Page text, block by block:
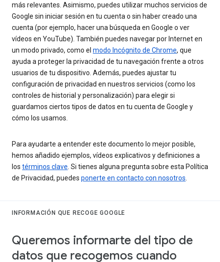
más relevantes. Asimismo, puedes utilizar muchos servicios de
Google sin iniciar sesión en tu cuenta o sin haber creado una
cuenta (por ejemplo, hacer una búsqueda en Google o ver
vídeos en YouTube). También puedes navegar por Internet en
un modo privado, como el modo Incógnito de Chrome, que
ayuda a proteger la privacidad de tu navegación frente a otros
usuarios de tu dispositivo. Además, puedes ajustar tu
configuración de privacidad en nuestros servicios (como los
controles de historial y personalización) para elegir si
guardamos ciertos tipos de datos en tu cuenta de Google y
cómo los usamos.
Para ayudarte a entender este documento lo mejor posible,
hemos añadido ejemplos, vídeos explicativos y definiciones a
los términos clave . Si tienes alguna pregunta sobre esta Política
de Privacidad, puedes ponerte en contacto con nosotros
INFORMACIÓN QUE RECOGE GOOGLE
Queremos informarte del tipo de
datos que recogemos cuando